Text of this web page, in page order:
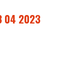
04 2023